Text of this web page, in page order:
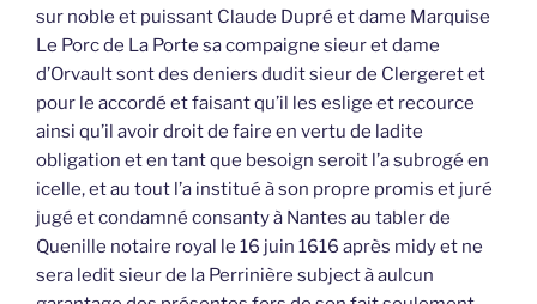
sur noble et puissant Claude Dupré et dame Marquise
Le Porc de La Porte sa compaigne sieur et dame
d’Orvault sont des deniers dudit sieur de Clergeret et
pour le accordé et faisant qu’il les eslige et recource
ainsi qu’il avoir droit de faire en vertu de ladite
obligation et en tant que besoign seroit l’a subrogé en
icelle, et au tout l’a institué à son propre promis et juré
jugé et condamné consanty à Nantes au tabler de
Quenille notaire royal le 16 juin 1616 après midy et ne
sera ledit sieur de la Perrinière subject à aulcun